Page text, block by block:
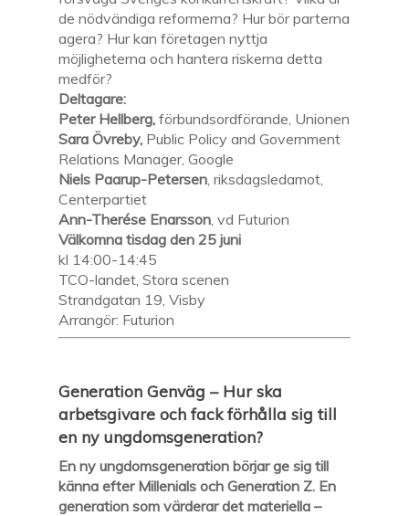
de nödvändiga reformerna? Hur bör parterna
agera? Hur kan företagen nyttja
möjligheterna och hantera riskerna detta
medför?
Deltagare:
Peter Hellberg, förbundsordförande, Unionen
Sara Övreby, Public Policy and Government
Relations Manager, Google
Niels Paarup-Petersen, riksdagsledamot,
Centerpartiet
Ann-Therése Enarsson, vd Futurion
Välkomna tisdag den 25 juni
kl 14:00-14:45
TCO-landet, Stora scenen
Strandgatan 19, Visby
Arrangör: Futurion
Generation Genväg –Hur ska
arbetsgivare och fack förhålla sig till
en ny ungdomsgeneration?
En ny ungdomsgeneration börjar ge sig till
känna efter Millenials och Generation Z. En
generation som värderar det materiella –